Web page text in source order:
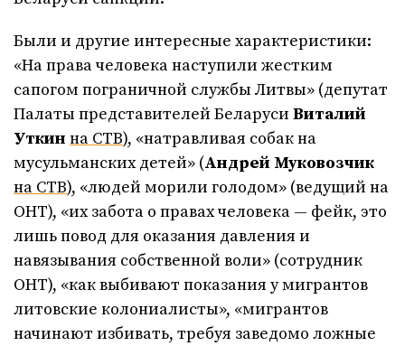
Были и другие интересные характеристики:
«На права человека наступили жестким
сапогом пограничной службы Литвы» (депутат
Палаты представителей Беларуси Виталий
Уткин на СТВ), «натравливая собак на
мусульманских детей» (Андрей Муковозчик
на СТВ), «людей морили голодом» (ведущий на
ОНТ), «их забота о правах человека — фейк, это
лишь повод для оказания давления и
навязывания собственной воли» (сотрудник
ОНТ), «как выбивают показания у мигрантов
литовские колониалисты», «мигрантов
начинают избивать, требуя заведомо ложные